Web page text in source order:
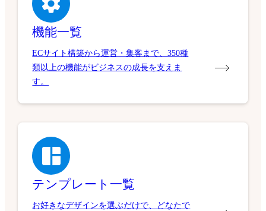
機能一覧
ECサイト構築から運営・集客まで、350種
類以上の機能がビジネスの成長を支えま
す。
テンプレート一覧
お好きなデザインを選ぶだけで、どなたで